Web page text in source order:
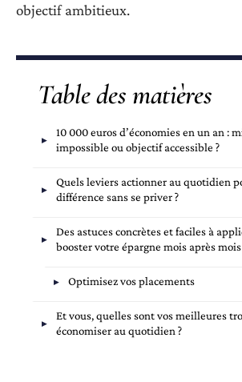
objectif ambitieux.
Table des matières
10 000 euros d’économies en un an :
impossible ou objectif accessible ?
Quels leviers actionner au quotidien
différence sans se priver ?
Des astuces concrètes et faciles à
booster votre épargne mois après mois
Optimisez vos placements
Et vous, quelles sont vos meilleures
économiser au quotidien ?